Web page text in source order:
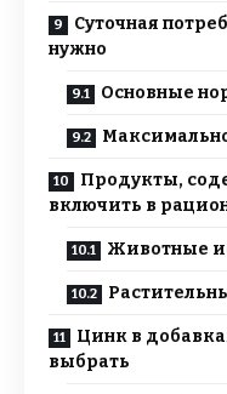
Суточная
нужно
Основные
Продукты,
включить в
Животные
Цинк в
выбрать